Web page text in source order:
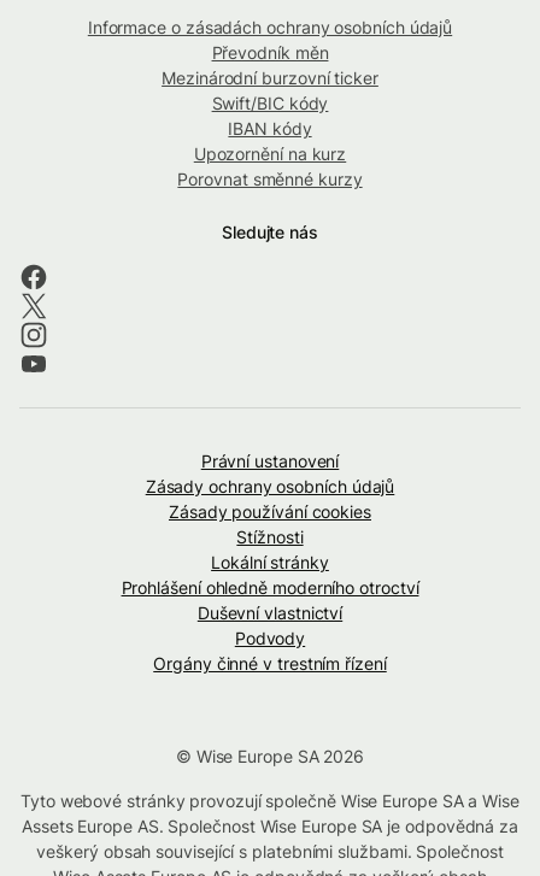
Informace o zásadách ochrany osobních údajů
Převodník měn
Mezinárodní burzovní ticker
Swift/BIC kódy
IBAN kódy
Upozornění na kurz
Porovnat směnné kurzy
Sledujte nás
Právní ustanovení
Zásady ochrany osobních údajů
Zásady používání cookies
Stížnosti
Lokální stránky
Prohlášení ohledně moderního otroctví
Duševní vlastnictví
Podvody
Orgány činné v trestním řízení
© Wise Europe SA 2026
Tyto webové stránky provozují společně Wise Europe SA a Wise
Assets Europe AS. Společnost Wise Europe SA je odpovědná za
veškerý obsah související s platebními službami. Společnost